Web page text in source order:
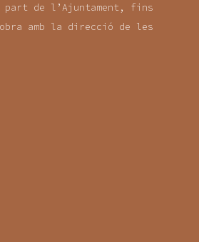
de l’Ajuntament, fins
amb la direcció de les